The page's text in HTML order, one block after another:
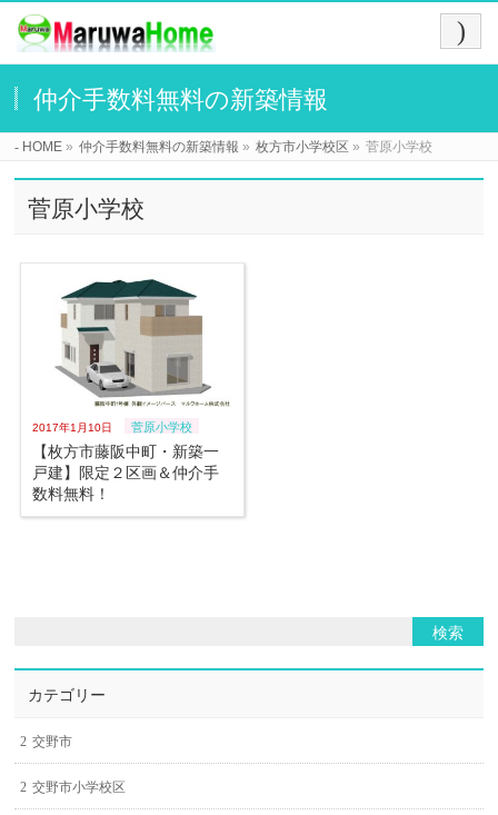
仲介手数料無料の新築情報
HOME » 仲介手数料無料の新築情報 » 枚方市小学校区 » 菅原小学校
菅原小学校
2017年1月10日 菅原小学校
【枚方市藤阪中町・新築一
戸建】限定２区画＆仲介手
数料無料！
カテゴリー
交野市
交野市小学校区